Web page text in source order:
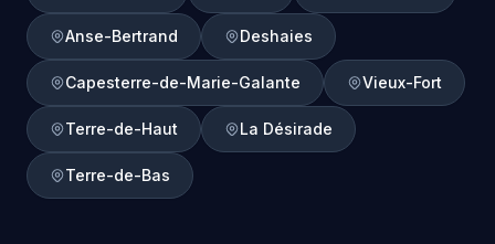
Anse-Bertrand Deshaies
Capesterre-de-Marie-Galante Vieux-Fort
Terre-de-Haut La Désirade
Terre-de-Bas